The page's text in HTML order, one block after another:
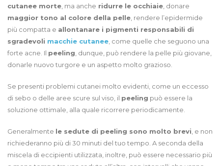
cutanee morte , ma anche ridurre le occhiaie , donare
maggior tono al colore della pelle , rendere l’epidermide
più compatta e allontanare i pigmenti responsabili di
sgradevoli macchie cutanee , come quelle che seguono una
forte acne. Il peeling , dunque, può rendere la pelle più giovane,
donarle nuovo turgore e un aspetto molto grazioso.
Se presenti problemi cutanei molto evidenti, come un eccesso
di sebo o delle aree scure sul viso, il peeling può essere la
soluzione ottimale, alla quale ricorrere periodicamente.
Generalmente le sedute di peeling sono molto brevi , e non
richiederanno più di 30 minuti del tuo tempo. A seconda della
miscela di eccipienti utilizzata, inoltre, può essere necessario più